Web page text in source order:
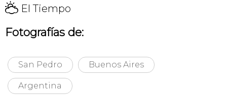
H El Tiempo
Fotografías de:
San Pedro Buenos Aires
Argentina